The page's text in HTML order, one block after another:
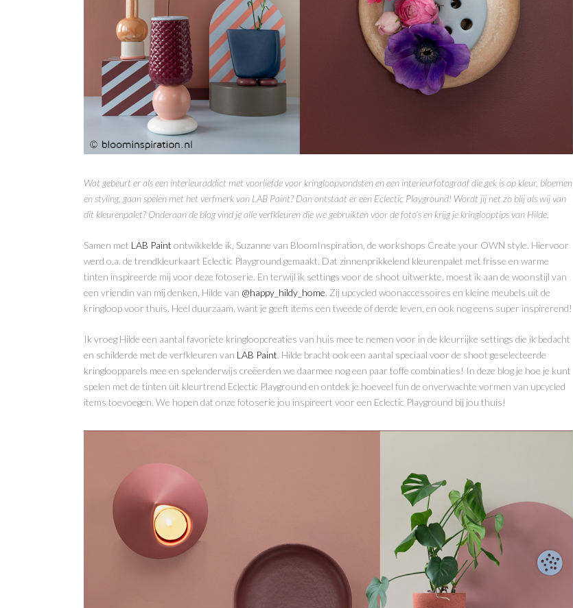
Wat gebeurt er als een interieuraddict met voorliefde voor kringloopvondsten en een interieurfotograaf die gek is op kleur, bloemen
en styling, gaan spelen met het verfmerk van LAB Paint? Dan ontstaat er een Eclectic Playground! Wordt jij net zo blij als wij van
dit kleurenpalet? Onderaan de blog vind je alle verfkleuren die we gebruikten voor de foto’s en krijg je kringlooptips van Hilde.
Samen met LAB Paint ontwikkelde ik, Suzanne van BloomInspiration, de workshops Create your OWN style. Hiervoor
werd o.a. de trendkleurkaart Eclectic Playground gemaakt. Dat zinnenprikkelend kleurenpalet met frisse en warme
tinten inspireerde mij voor deze fotoserie. En terwijl ik settings voor de shoot uitwerkte, moest ik aan de woonstijl van
een vriendin van mij denken, Hilde van @happy_hildy_home. Zij upcycled woonaccessoires en kleine meubels uit de
kringloop voor thuis. Heel duurzaam, want je geeft items een tweede of derde leven, en ook nog eens super inspirerend!
Ik vroeg Hilde een aantal favoriete kringloopcreaties van huis mee te nemen voor in de kleurrijke settings die ik bedacht
en schilderde met de verfkleuren van LAB Paint. Hilde bracht ook een aantal speciaal voor de shoot geselecteerde
kringloopparels mee en spelenderwijs creëerden we daarmee nog een paar toffe combinaties! In deze blog je hoe je kunt
spelen met de tinten uit kleurtrend Eclectic Playground en ontdek je hoeveel fun de onverwachte vormen van upcycled
items toevoegen. We hopen dat onze fotoserie jou inspireert voor een Eclectic Playground bij jou thuis!